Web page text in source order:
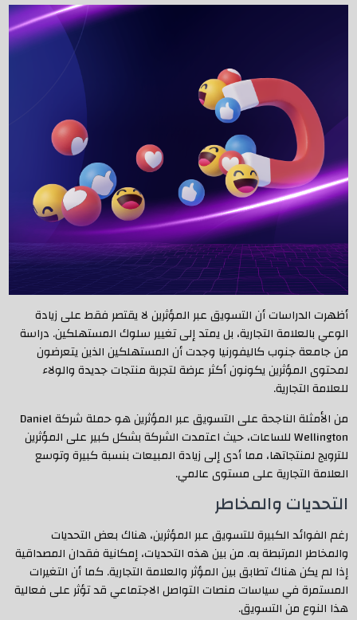
أظهرت الدراسات أن التسويق عبر المؤثرين لا يقتصر فقط على زيادة
الوعي بالعلامة التجارية، بل يمتد إلى تغيير سلوك المستهلكين. دراسة
من جامعة جنوب كاليفورنيا وجدت أن المستهلكين الذين يتعرضون
لمحتوى المؤثرين يكونون أكثر عرضة لتجربة منتجات جديدة والولاء
للعلامة التجارية.
من الأمثلة الناجحة على التسويق عبر المؤثرين هو حملة شركة Daniel
Wellington للساعات، حيث اعتمدت الشركة بشكل كبير على المؤثرين
للترويج لمنتجاتها، مما أدى إلى زيادة المبيعات بنسبة كبيرة وتوسع
العلامة التجارية على مستوى عالمي.
التحديات والمخاطر
رغم الفوائد الكبيرة للتسويق عبر المؤثرين، هناك بعض التحديات
والمخاطر المرتبطة به. من بين هذه التحديات، إمكانية فقدان المصداقية
إذا لم يكن هناك تطابق بين المؤثر والعلامة التجارية. كما أن التغيرات
المستمرة في سياسات منصات التواصل الاجتماعي قد تؤثر على فعالية
هذا النوع من التسويق.